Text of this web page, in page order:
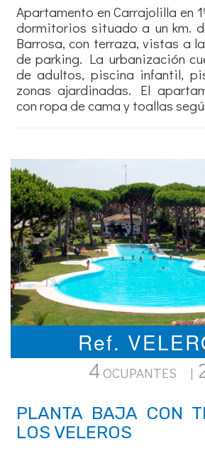
Apartamento en Carrajolilla en
dormitorios situado a un km.
Barrosa, con terraza, vistas a
de parking. La urbanización
de adultos, piscina infantil,
zonas ajardinadas. El
con ropa de cama y toallas
Ref.
4 OCUPANTES |
PLANTA BAJA CON
LOS VELEROS